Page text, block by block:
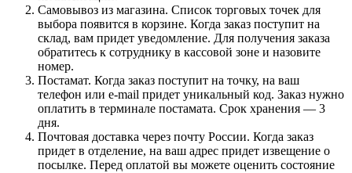
Самовывоз из магазина. Список торговых точек для
выбора появится в корзине. Когда заказ поступит на
склад, вам придет уведомление. Для получения заказа
обратитесь к сотруднику в кассовой зоне и назовите
номер.
Постамат. Когда заказ поступит на точку, на ваш
телефон или e-mail придет уникальный код. Заказ нужно
оплатить в терминале постамата. Срок хранения — 3
дня.
Почтовая доставка через почту России. Когда заказ
придет в отделение, на ваш адрес придет извещение о
посылке. Перед оплатой вы можете оценить состояние